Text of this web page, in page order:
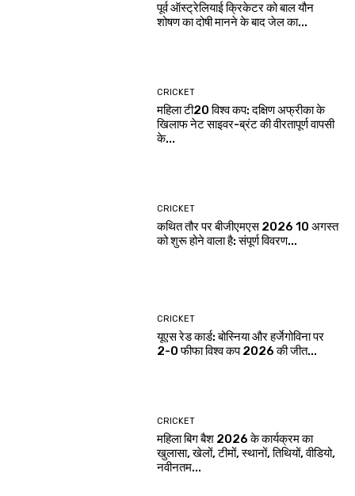
पूर्व ऑस्ट्रेलियाई क्रिकेटर को बाल यौन
शोषण का दोषी मानने के बाद जेल का...
CRICKET
महिला टी20 विश्व कप: दक्षिण अफ्रीका के
खिलाफ नेट साइवर-ब्रंट की वीरतापूर्ण वापसी
के...
CRICKET
कथित तौर पर बीजीएमएस 2026 10 अगस्त
को शुरू होने वाला है: संपूर्ण विवरण...
CRICKET
यूएस रेड कार्ड: बोस्निया और हर्जेगोविना पर
2-0 फीफा विश्व कप 2026 की जीत...
CRICKET
महिला बिग बैश 2026 के कार्यक्रम का
खुलासा, खेलों, टीमों, स्थानों, तिथियों, वीडियो,
नवीनतम...